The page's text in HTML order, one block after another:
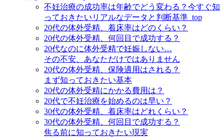
不妊治療の成功率は年齢でどう変わる？今すぐ知
っておきたいリアルなデータと判断基準_top
20代の体外受精、着床率はどのくらい？
20代の体外受精、何回目で成功する？
20代なのに体外受精で妊娠しない…
その不安、あなただけではありません
20代の体外受精、保険適用はされる？
まず知っておきたい基本
20代の体外受精にかかる費用は？
20代で不妊治療を始めるのは早い？
30代の体外受精、着床率はどれくらい？
30代の体外受精、何回目で成功する？
焦る前に知っておきたい現実